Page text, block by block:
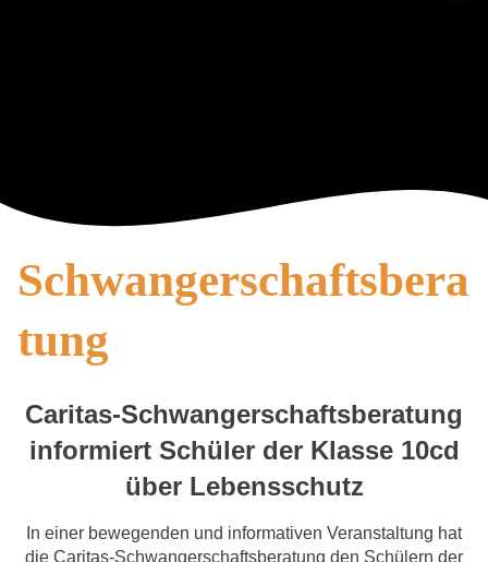
Schwangerschaftsbera
tung
Caritas-Schwangerschaftsberatung
informiert Schüler der Klasse 10cd
über Lebensschutz
In einer bewegenden und informativen Veranstaltung hat
die Caritas-Schwangerschaftsberatung den Schülern der